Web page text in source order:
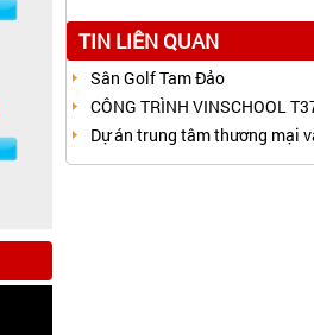
TIN LIÊN QUAN
Sân Golf Tam Đảo
CÔNG TRÌNH VINSCHOOL
Dự án trung tâm thương mại